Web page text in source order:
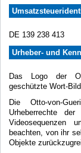
DE 139 238 413
Urheber- und
Das Logo der
geschützte Wort-
Die Otto-von-
Urheberrechte der
Videosequenzen
beachten, von ihr
Objekte